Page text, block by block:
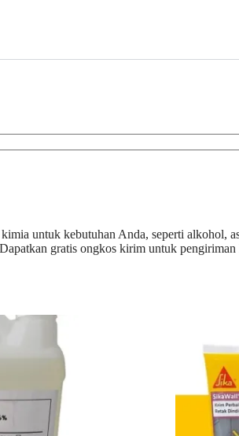
untuk kebutuhan Anda, seperti alkohol,
gratis ongkos kirim untuk